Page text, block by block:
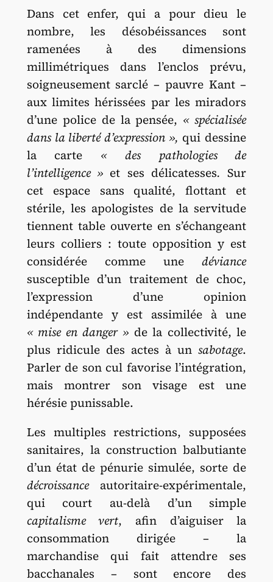
Dans cet enfer, qui a pour dieu le
nombre, les désobéissances sont
ramenées à des dimensions
millimétriques dans l’enclos prévu,
soigneusement sarclé – pauvre Kant –
aux limites hérissées par les miradors
d’une police de la pensée, « spécialisée
dans la liberté d’expression », qui dessine
la carte « des
pathologies de
l’intelligence » et ses délicatesses. Sur
cet espace sans qualité, flottant et
stérile, les apologistes de la servitude
tiennent table ouverte en s’échangeant
leurs colliers : toute opposition y est
considérée comme unedéviance
susceptible d’un traitement de choc,
l’expression d’une opinion
indépendante y est assimilée à une
« mise en danger » de la collectivité, le
plus ridicule des actes à unsabotage.
Parler de son cul favorise l’intégration,
mais montrer son visage est une
hérésie punissable.
Les multiples restrictions, supposées
sanitaires, la construction balbutiante
d’un état de pénurie simulée, sorte de
décroissanceautoritaire-expérimentale,
qui court au-delà d’un simple
capitalisme vert, afin d’aiguiser la
consommation dirigée – la
marchandise qui fait attendre ses
bacchanales – sont encore des